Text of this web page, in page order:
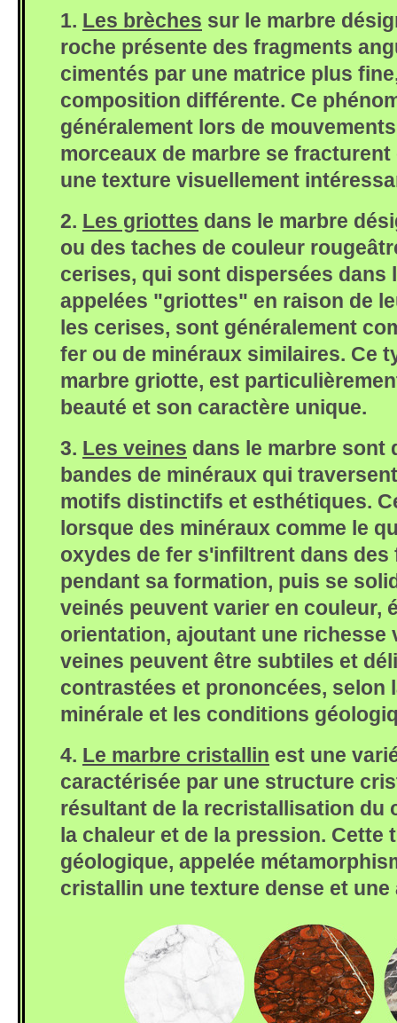
1. Les brèches sur le marbre
roche présente des fragments
cimentés par une matrice plus
composition différente. Ce
généralement lors de
morceaux de marbre se
une texture visuellement
2. Les griottes dans le marbre
ou des taches de couleur
cerises, qui sont dispersées dans
appelées "griottes" en raison de
les cerises, sont généralement
fer ou de minéraux similaires. Ce
marbre griotte, est
beauté et son caractère unique.
3. Les veines dans le marbre sont
bandes de minéraux qui
motifs distinctifs et esthétiques.
lorsque des minéraux comme le
oxydes de fer s'infiltrent dans
pendant sa formation, puis se
veinés peuvent varier en couleur,
orientation, ajoutant une richesse
veines peuvent être subtiles et
contrastées et prononcées, selon
minérale et les conditions
4. Le marbre cristallin est une
caractérisée par une structure
résultant de la recristallisation du
la chaleur et de la pression. Cette
géologique, appelée
cristallin une texture dense et